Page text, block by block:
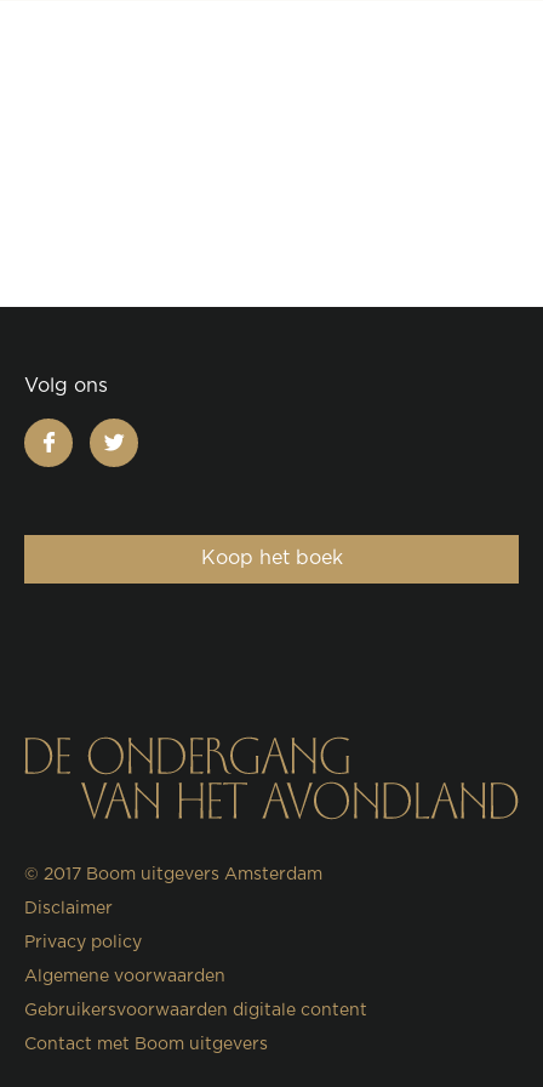
Volg ons
facebooktwitter
Koop het boek
© 2017 Boom uitgevers Amsterdam
Disclaimer
Privacy policy
Algemene voorwaarden
Gebruikersvoorwaarden digitale content
Contact met Boom uitgevers